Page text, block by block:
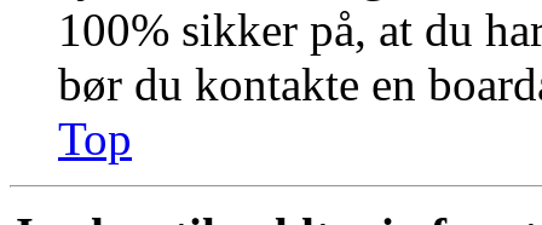
100% sikker på, at du
bør du kontakte en
Top